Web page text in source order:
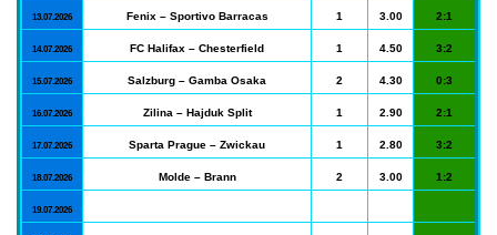
13.07.2026 Fenix – Sportivo Barracas 1 3.00 2:1
14.07.2026 FC Halifax – Chesterfield 1 4.50 3:2
15.07.2026 Salzburg – Gamba Osaka 2 4.30 0:3
16.07.2026 Zilina – Hajduk Split 1 2.90 2:1
17.07.2026 Sparta Prague – Zwickau 1 2.80 3:2
18.07.2026 Molde – Brann 2 3.00 1:2
19.07.2026